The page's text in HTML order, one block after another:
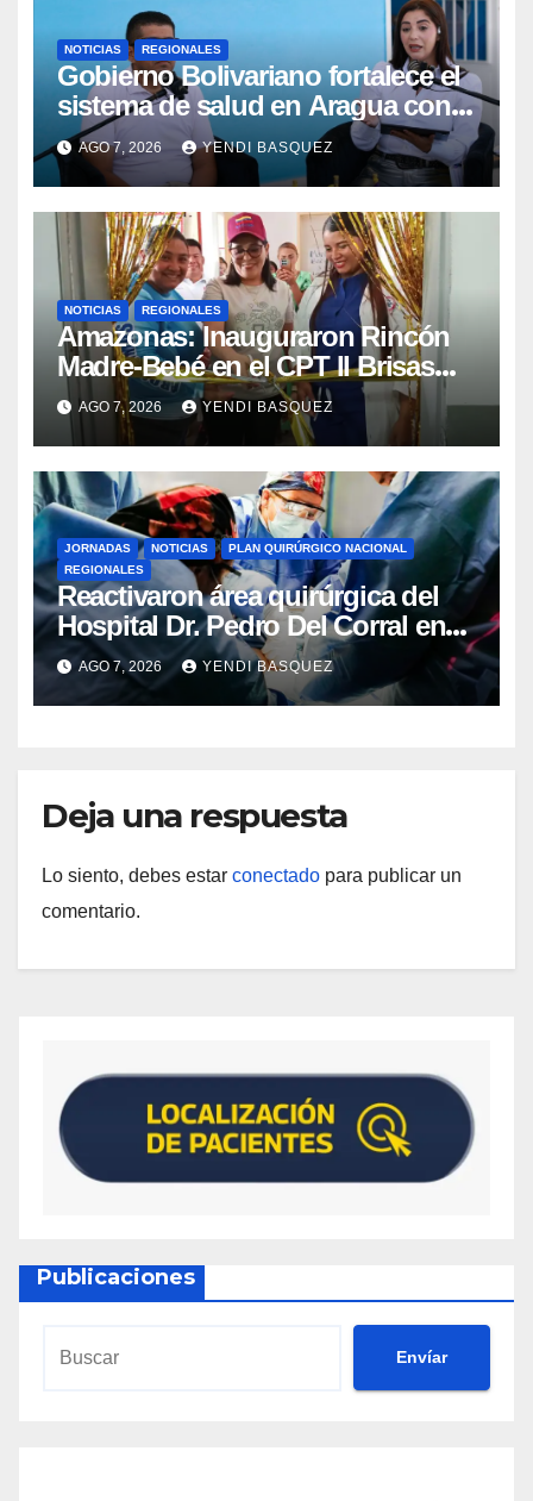
NOTICIAS REGIONALES
Gobierno Bolivariano fortalece el
sistema de salud en Aragua con
la reinauguración del CDI La Mora
AGO 7, 2026 YENDI BASQUEZ
NOTICIAS REGIONALES
​Amazonas: Inauguraron Rincón
Madre-Bebé en el CPT II Brisas
del Aeropuerto ​Inauguraron
Rincón
AGO 7, 2026 YENDI BASQUEZ
JORNADAS NOTICIAS
PLAN QUIRÚRGICO NACIONAL
REGIONALES
Reactivaron área quirúrgica del
Hospital Dr. Pedro Del Corral en
Guárico
AGO 7, 2026 YENDI BASQUEZ
Deja una respuesta
Lo siento, debes estar conectado para publicar un
comentario.
Publicaciones
Envíar